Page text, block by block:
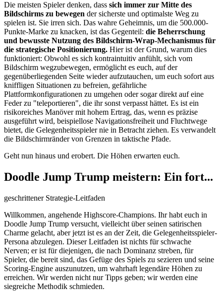
Die meisten Spieler denken, dass sich immer zur Mitte des
Bildschirms zu bewegen der sicherste und optimalste Weg zu
spielen ist. Sie irren sich. Das wahre Geheimnis, um die 500.000-
Punkte-Marke zu knacken, ist das Gegenteil: die Beherrschung
und bewusste Nutzung des Bildschirm-Wrap-Mechanismus für
die strategische Positionierung. Hier ist der Grund, warum dies
funktioniert: Obwohl es sich kontraintuitiv anfühlt, sich vom
Bildschirm wegzubewegen, ermöglicht es euch, auf der
gegenüberliegenden Seite wieder aufzutauchen, um euch sofort aus
kniffligen Situationen zu befreien, gefährliche
Plattformkonfigurationen zu umgehen oder sogar direkt auf eine
Feder zu "teleportieren", die ihr sonst verpasst hättet. Es ist ein
risikoreiches Manöver mit hohem Ertrag, das, wenn es präzise
ausgeführt wird, beispiellose Navigationsfreiheit und Fluchtwege
bietet, die Gelegenheitsspieler nie in Betracht ziehen. Es verwandelt
die Bildschirmränder von Grenzen in taktische Pfade.
Geht nun hinaus und erobert. Die Höhen erwarten euch.
Doodle Jump Trump meistern: Ein fort...
geschrittener Strategie-Leitfaden
Willkommen, angehende Highscore-Champions. Ihr habt euch in
Doodle Jump Trump versucht, vielleicht über seinen satirischen
Charme gelacht, aber jetzt ist es an der Zeit, die Gelegenheitsspieler-
Persona abzulegen. Dieser Leitfaden ist nichts für schwache
Nerven; er ist für diejenigen, die nach Dominanz streben, für
Spieler, die bereit sind, das Gefüge des Spiels zu sezieren und seine
Scoring-Engine auszunutzen, um wahrhaft legendäre Höhen zu
erreichen. Wir werden nicht nur Tipps geben; wir werden eine
siegreiche Methodik schmieden.